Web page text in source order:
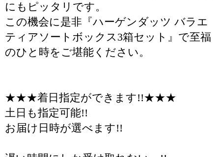
にもピッタリです。
この機会に是非『ハーゲンダッツ バラエ
ティアソートボックス3箱セット』で至福
のひと時をご堪能ください。
★★★着日指定ができます!!★★★
土日も指定可能!!
お届け日時が選べます!!